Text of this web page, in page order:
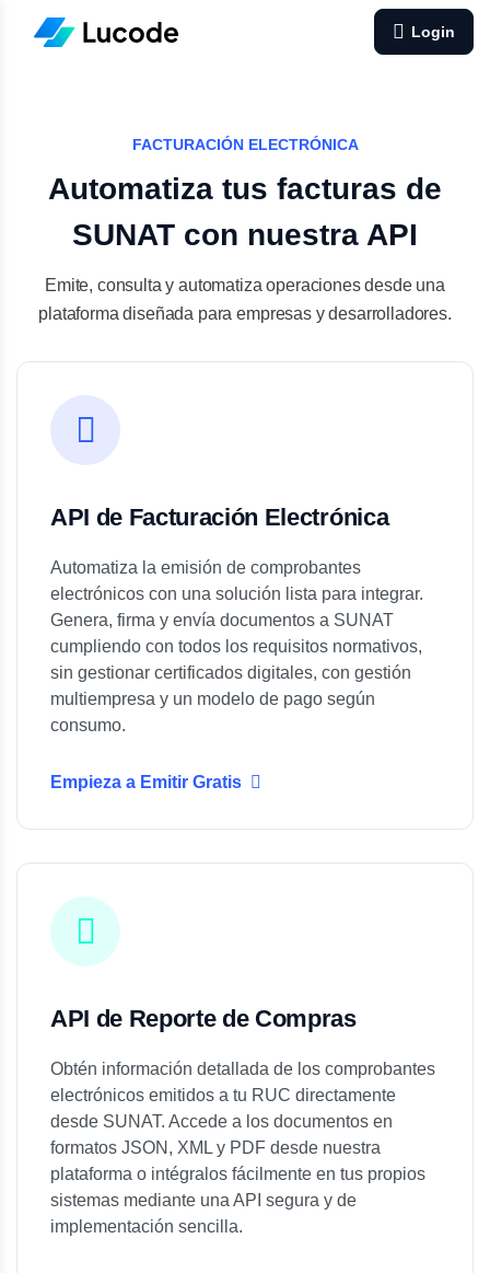
Login
FACTURACIÓN ELECTRÓNICA
Automatiza tus facturas de
SUNAT con nuestra API
Emite, consulta y automatiza operaciones desde una
plataforma diseñada para empresas y desarrolladores.
API de Facturación Electrónica
Automatiza la emisión de comprobantes
electrónicos con una solución lista para integrar.
Genera, firma y envía documentos a SUNAT
cumpliendo con todos los requisitos normativos,
sin gestionar certificados digitales, con gestión
multiempresa y un modelo de pago según
consumo.
Empieza a Emitir Gratis
API de Reporte de Compras
Obtén información detallada de los comprobantes
electrónicos emitidos a tu RUC directamente
desde SUNAT. Accede a los documentos en
formatos JSON, XML y PDF desde nuestra
plataforma o intégralos fácilmente en tus propios
sistemas mediante una API segura y de
implementación sencilla.